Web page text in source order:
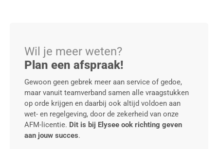
Wil je meer weten?
Plan een afspraak!
Gewoon geen gebrek meer aan service of gedoe,
maar vanuit teamverband samen alle vraagstukken
op orde krijgen en daarbij ook altijd voldoen aan
wet- en regelgeving, door de zekerheid van onze
AFM-licentie. Dit is bij Elysee ook richting geven
aan jouw succes.